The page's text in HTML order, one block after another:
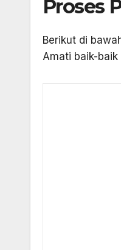
Proses
Berikut di
Amati baik-